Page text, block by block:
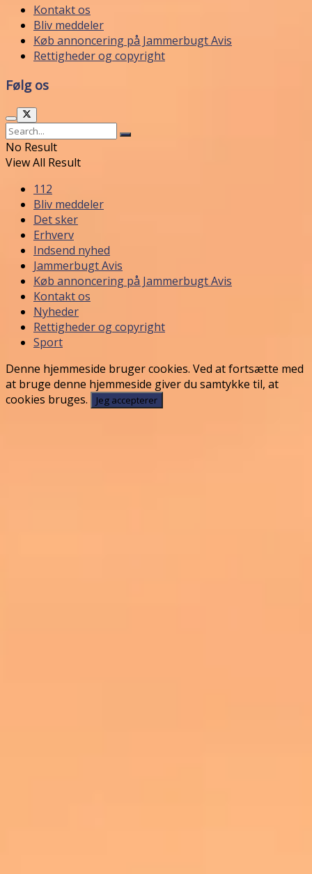
Kontakt os
Bliv meddeler
Køb annoncering på Jammerbugt Avis
Rettigheder og copyright
Følg os
No Result
View All Result
112
Bliv meddeler
Det sker
Erhverv
Indsend nyhed
Jammerbugt Avis
Køb annoncering på Jammerbugt Avis
Kontakt os
Nyheder
Rettigheder og copyright
Sport
Denne hjemmeside bruger cookies. Ved at fortsætte med
at bruge denne hjemmeside giver du samtykke til, at
cookies bruges.
Jeg accepterer